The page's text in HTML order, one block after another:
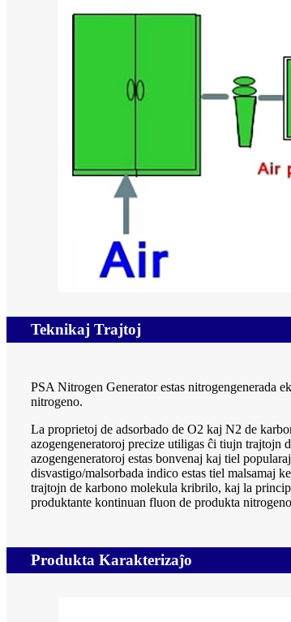
Teknikaj Trajtoj
PSA Nitrogen Generator estas nitrogengenerada
nitrogeno.
La proprietoj de adsorbado de O2 kaj N2 de
azogengeneratoroj precize utiligas ĉi tiujn trajtojn
azogengeneratoroj estas bonvenaj kaj tiel
disvastigo/malsorbada indico estas tiel malsamaj
trajtojn de karbono molekula kribrilo, kaj la
produktante kontinuan fluon de produkta
Produkta Karakterizaĵo